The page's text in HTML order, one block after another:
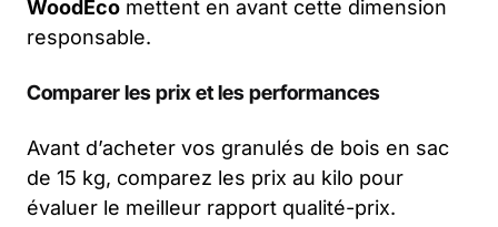
WoodEco mettent en avant cette dimension
responsable.
Comparer les prix et les performances
Avant d’acheter vos granulés de bois en sac
de 15 kg, comparez les prix au kilo pour
évaluer le meilleur rapport qualité-prix.